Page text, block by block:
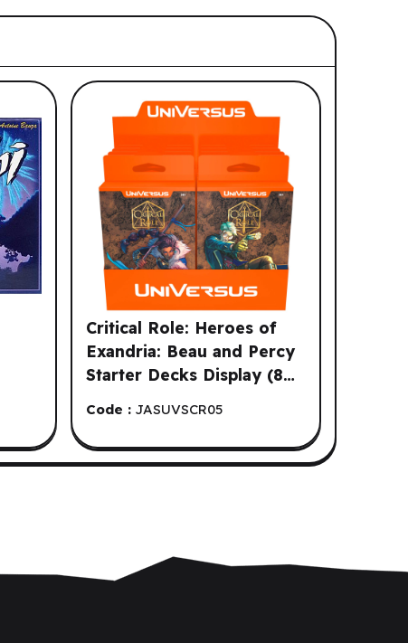
Critical Role: Heroes of
Exandria: Beau and Percy
Starter Decks Display (8
Code : JASUVSCR05